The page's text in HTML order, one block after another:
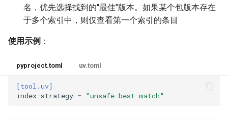
名，优先选择找到的"最佳"版本。如果某个包版本存在
于多个索引中，则仅查看第一个索引的条目
使用示例 ：
pyproject.toml uv.toml
[tool.uv]
index-strategy = "unsafe-best-match"